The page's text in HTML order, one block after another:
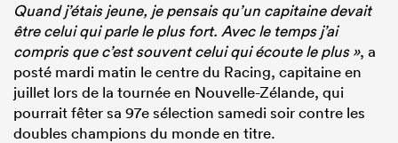
Quand j’étais jeune, je pensais qu’un capitaine devait
être celui qui parle le plus fort. Avec le temps j’ai
compris que c’est souvent celui qui écoute le plus », a
posté mardi matin le centre du Racing, capitaine en
juillet lors de la tournée en Nouvelle-Zélande, qui
pourrait fêter sa 97e sélection samedi soir contre les
doubles champions du monde en titre.